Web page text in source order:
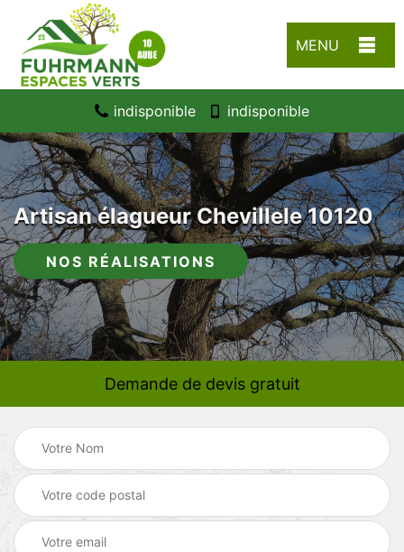
MENU
indisponible indisponible
Artisan élagueur Chevillele 10120
NOS RÉALISATIONS
Demande de devis gratuit